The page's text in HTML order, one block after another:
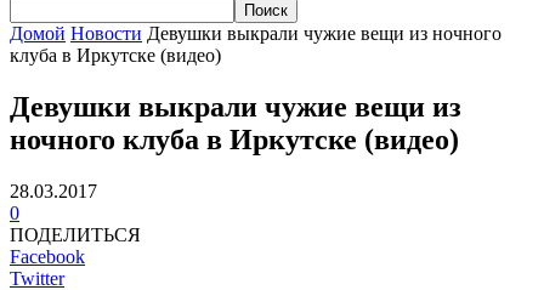
Домой Новости Девушки выкрали чужие вещи из ночного
клуба в Иркутске (видео)
Девушки выкрали чужие вещи из
ночного клуба в Иркутске (видео)
28.03.2017
0
ПОДЕЛИТЬСЯ
Facebook
Twitter